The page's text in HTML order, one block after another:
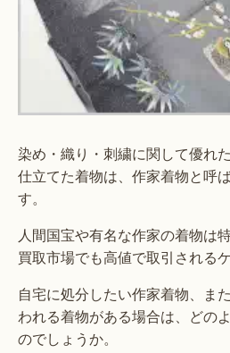
染め・織り・刺繍に関して優れ
仕立てた着物は、作家着物と呼
す。
人間国宝や有名な作家の着物は
買取市場でも高値で取引される
自宅に処分したい作家着物、ま
われる着物がある場合は、どの
のでしょうか。